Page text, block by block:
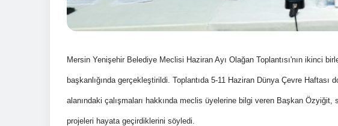
Mersin Yenişehir Belediye Meclisi Haziran Ayı Olağan Toplantısı'nın ikinci
başkanlığında gerçekleştirildi. Toplantıda 5-11 Haziran Dünya Çevre Haftası
alanındaki çalışmaları hakkında meclis üyelerine bilgi veren Başkan
projeleri hayata geçirdiklerini söyledi.